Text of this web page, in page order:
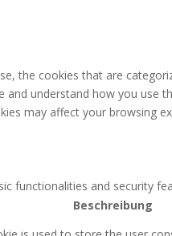
the cookies that are
understand how you use
may affect your browsing
functionalities and security
Beschreibung